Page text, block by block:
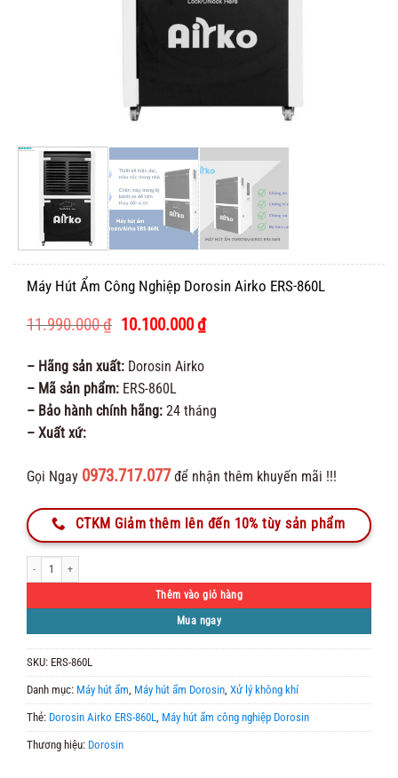
Máy Hút Ẩm Công Nghiệp Dorosin Airko ERS-860L
11.990.000₫ Giá
là:
11.990.000 ₫.
10.100.000₫Giá
– Hãng sản xuất: Dorosin Airko
– Mã sản phẩm: ERS-860L
– Bảo hành chính hãng: 24 tháng
– Xuất xứ:
Gọi Ngay 0973.717.077 để nhận thêm khuyến mãi !!!
CTKM Giảm thêm lên đến 10% tùy sản phẩm
Máy Hút Ẩm Công Nghiệp Dorosin Airko ERS-860L số lượng
Thêm vào giỏ hàng
Mua ngay
SKU: ERS-860L
Danh mục: Máy hút ẩm, Máy hút ẩm Dorosin, Xử lý không khí
Thẻ: Dorosin Airko ERS-860L, Máy hút ẩm công nghiệp Dorosin
Thương hiệu: Dorosin